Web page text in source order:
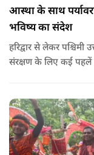
आस्था के साथ
भविष्य का संदेश
हरिद्वार से लेकर पश्चिमी
संरक्षण के लिए कई पहलें
पत्तियों का पृथक संग्रह